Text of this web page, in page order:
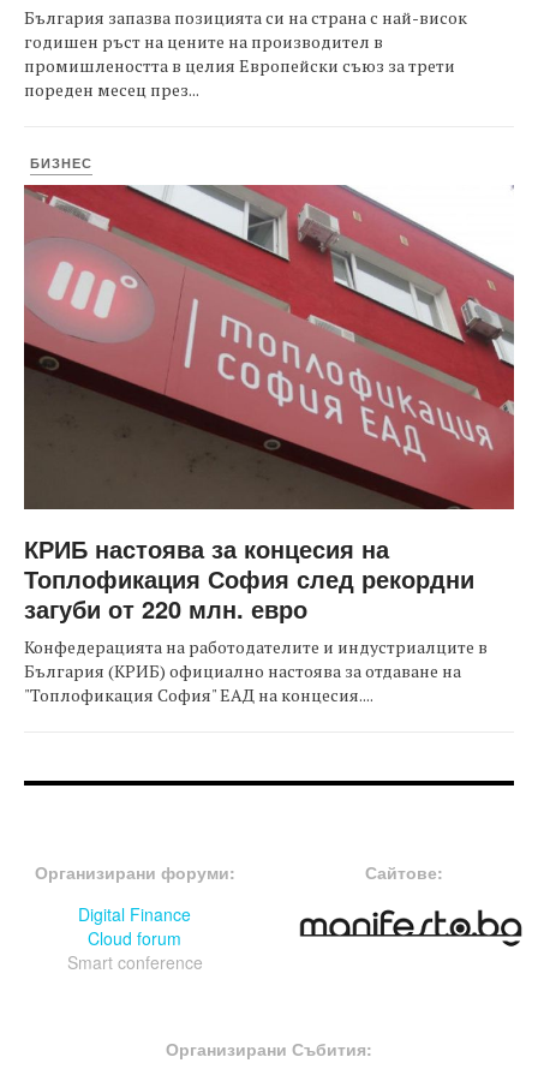
България запазва позицията си на страна с най-висок
годишен ръст на цените на производител в
промишлеността в целия Европейски съюз за трети
пореден месец през...
БИЗНЕС
КРИБ настоява за концесия на
Топлофикация София след рекордни
загуби от 220 млн. евро
Конфедерацията на работодателите и индустриалците в
България (КРИБ) официално настоява за отдаване на
"Топлофикация София" ЕАД на концесия....
Организирани форуми:
Digital Finance
Cloud forum
Smart conference
Сайтове:
Организирани Събития: